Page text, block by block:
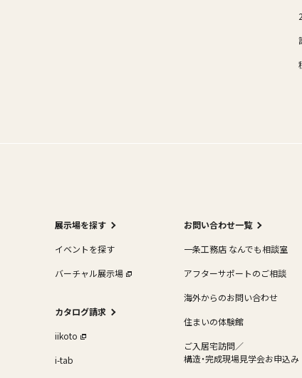
展示場を探す
イベントを探す
バーチャル展示場
カタログ請求
iikoto
i-tab
お問い合わせ一覧
一条工務店 なんでも相談室
アフターサポートのご相談
海外からのお問い合わせ
住まいの体験館
ご入居宅訪問／
構造・完成現場見学会お申込み